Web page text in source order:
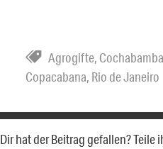
Agrogifte, Cochabamba
Copacabana, Rio de Janeiro
Dir hat der Beitrag gefallen? Teile